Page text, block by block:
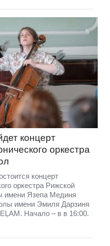
концерт
оркестра
концерт
оркестра Рижской
имени Язепа Мединя
имени Эмиля Дарзиня
Начало – в в 16:00.